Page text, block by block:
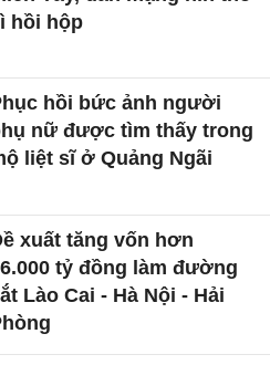
hồi hộp
hồi bức ảnh người
nữ được tìm thấy trong
liệt sĩ ở Quảng Ngãi
xuất tăng vốn hơn
tỷ đồng làm đường
Lào Cai - Hà Nội - Hải